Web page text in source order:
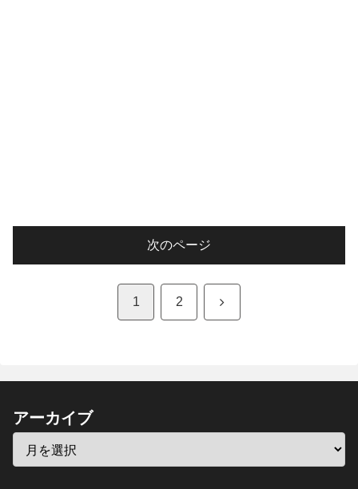
次のページ
1 2 次
アーカイブ